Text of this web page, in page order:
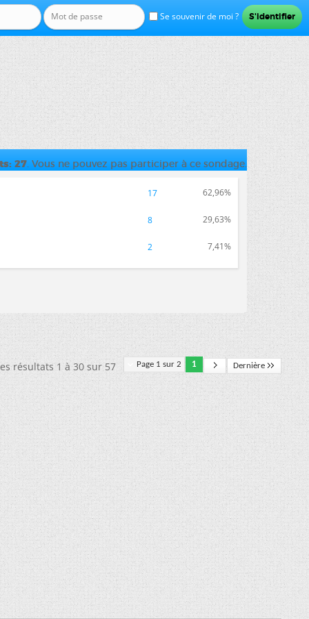
Se souvenir de moi ?
27. Vous ne pouvez pas participer à ce sondage.
17 62,96%
8 29,63%
2 7,41%
Page 1 sur 2 1 Dernière
résultats 1 à 30 sur 57